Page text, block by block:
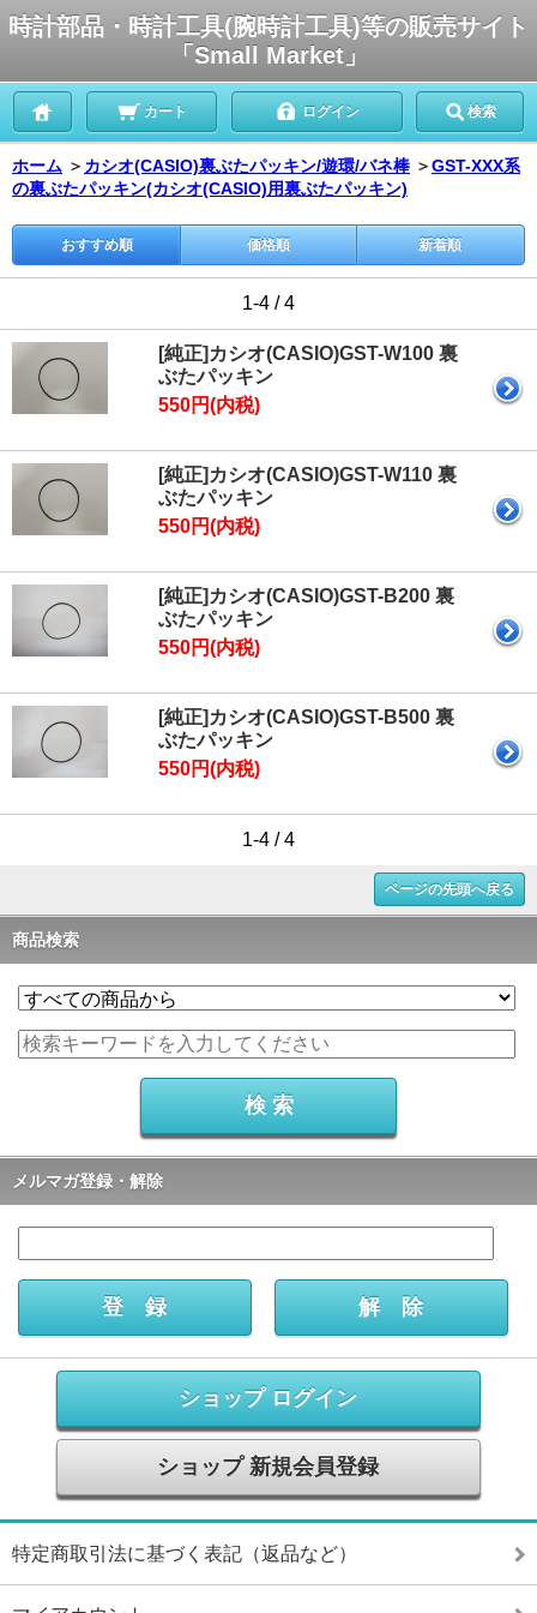
時計部品・時計工具(腕時計工具)等の販売サイト
「Small Market」
カート ログイン 検索
ホーム ＞ カシオ(CASIO)裏ぶたパッキン/遊環/バネ棒 ＞GST-XXX系
の裏ぶたパッキン(カシオ(CASIO)用裏ぶたパッキン)
おすすめ順 価格順 新着順
1-4 / 4
[純正]カシオ(CASIO)GST-W100 裏
ぶたパッキン
550円(内税)
[純正]カシオ(CASIO)GST-W110 裏
ぶたパッキン
550円(内税)
[純正]カシオ(CASIO)GST-B200 裏
ぶたパッキン
550円(内税)
[純正]カシオ(CASIO)GST-B500 裏
ぶたパッキン
550円(内税)
1-4 / 4
ページの先頭へ戻る
商品検索
メルマガ登録・解除
ショップ ログイン
ショップ 新規会員登録
特定商取引法に基づく表記（返品など）